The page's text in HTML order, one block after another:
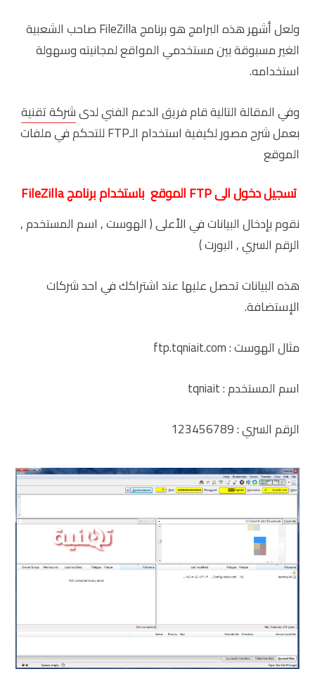
ولعل أشهر هذه البرامج هو برنامج FileZilla صاحب الشعبية
الغير مسبوقة بين مستخدمي المواقع لمجانيته وسهولة
استخدامه.
وفي المقالة التالية قام فريق الدعم الفني لدىشركة تقنية
بعمل شرح مصور لكيفية استخدام الـFTP للتحكم في ملفات
الموقع
تسجيل دخول الى FTP الموقع باستخدام برنامج FileZilla
نقوم بإدخال البيانات في الأعلى ( الهوست , اسم المستخدم ,
الرقم السري , البورت )
هذه البيانات تحصل عليها عند اشتراكك في احد شركات
الإستضافة.
مثال الهوست : ftp.tqniait.com
اسم المستخدم : tqniait
الرقم السري : 123456789